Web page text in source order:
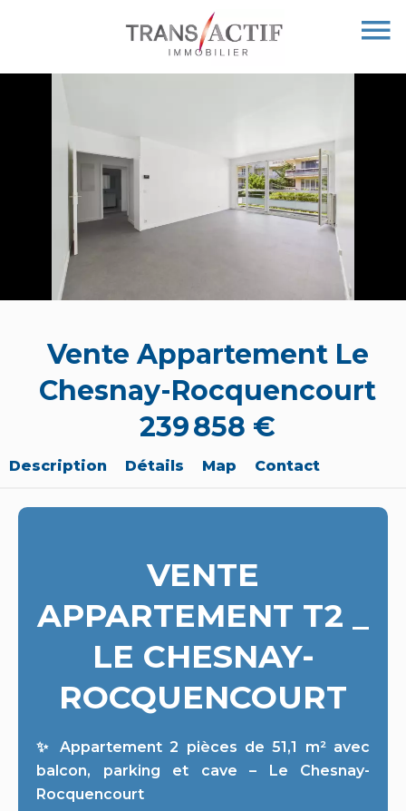
Vente Appartement Le
Chesnay-Rocquencourt
239 858 €
Description Détails Map Contact
VENTE
APPARTEMENT T2 _
LE CHESNAY-
ROCQUENCOURT
✨ Appartement 2 pièces de 51,1 m² avec
balcon, parking et cave – Le Chesnay-
Rocquencourt